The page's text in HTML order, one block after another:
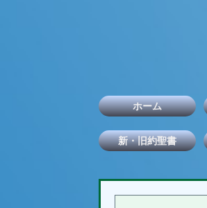
ホーム
新・旧約聖書